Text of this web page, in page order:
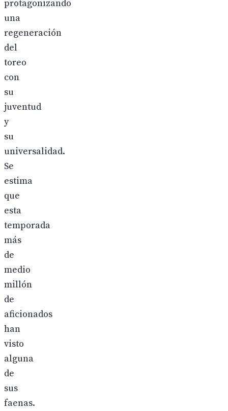
protagonizando
una
regeneración
del
toreo
con
su
juventud
y
su
universalidad.
Se
estima
que
esta
temporada
más
de
medio
millón
de
aficionados
han
visto
alguna
de
sus
faenas.